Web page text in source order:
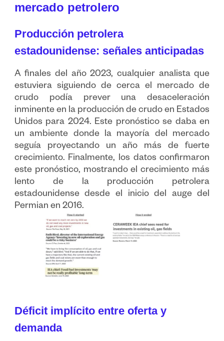
mercado petrolero
Producción petrolera
estadounidense: señales anticipadas
A finales del año 2023, cualquier analista que
estuviera siguiendo de cerca el mercado de
crudo podía prever una desaceleración
inminente en la producción de crudo en Estados
Unidos para 2024. Este pronóstico se daba en
un ambiente donde la mayoría del mercado
seguía proyectando un año más de fuerte
crecimiento. Finalmente, los datos confirmaron
este pronóstico, mostrando el crecimiento más
lento de la producción petrolera
estadounidense desde el inicio del auge del
Permian en 2016.
Déficit implícito entre oferta y
demanda